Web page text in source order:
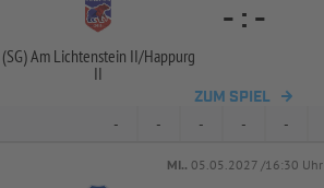
(SG) Am Lichtenstein II/Happurg
II
- : -
ZUM SPIEL
- - - - -
MI.. 05.05.2027 /16:30 Uhr